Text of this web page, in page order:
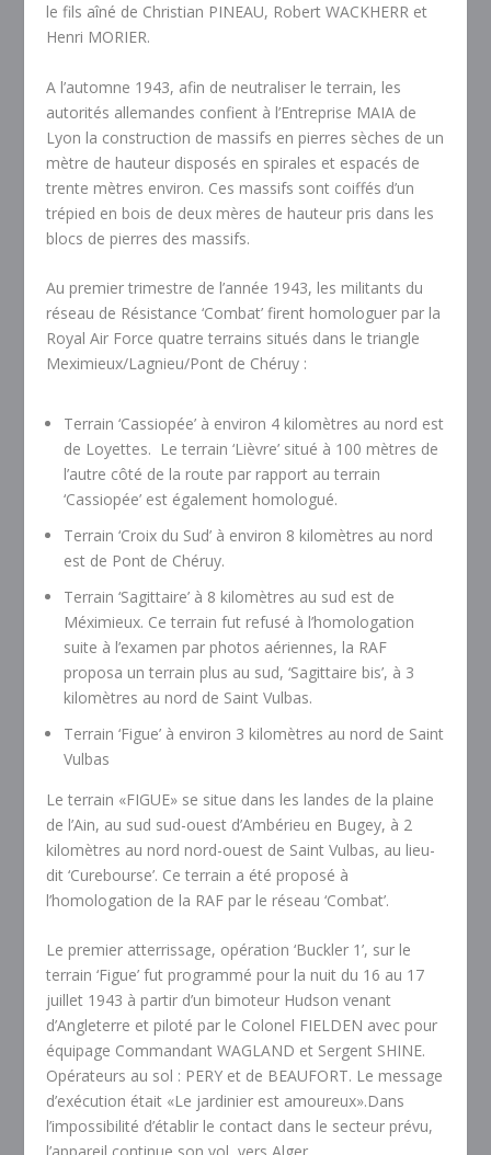
le fils aîné de Christian PINEAU, Robert WACKHERR et
Henri MORIER.
A l’automne 1943, afin de neutraliser le terrain, les
autorités allemandes confient à l’Entreprise MAIA de
Lyon la construction de massifs en pierres sèches de un
mètre de hauteur disposés en spirales et espacés de
trente mètres environ. Ces massifs sont coiffés d’un
trépied en bois de deux mères de hauteur pris dans les
blocs de pierres des massifs.
Au premier trimestre de l’année 1943, les militants du
réseau de Résistance ‘Combat’ firent homologuer par la
Royal Air Force quatre terrains situés dans le triangle
Meximieux/Lagnieu/Pont de Chéruy :
Terrain ‘Cassiopée’ à environ 4 kilomètres au nord est
de Loyettes. Le terrain ‘Lièvre’ situé à 100 mètres de
l’autre côté de la route par rapport au terrain
‘Cassiopée’ est également homologué.
Terrain ‘Croix du Sud’ à environ 8 kilomètres au nord
est de Pont de Chéruy.
Terrain ‘Sagittaire’ à 8 kilomètres au sud est de
Méximieux. Ce terrain fut refusé à l’homologation
suite à l’examen par photos aériennes, la RAF
proposa un terrain plus au sud, ‘Sagittaire bis’, à 3
kilomètres au nord de Saint Vulbas.
Terrain ‘Figue’ à environ 3 kilomètres au nord de Saint
Vulbas
Le terrain «FIGUE» se situe dans les landes de la plaine
de l’Ain, au sud sud-ouest d’Ambérieu en Bugey, à 2
kilomètres au nord nord-ouest de Saint Vulbas, au lieu-
dit ‘Curebourse’. Ce terrain a été proposé à
l’homologation de la RAF par le réseau ‘Combat’.
Le premier atterrissage, opération ‘Buckler 1’, sur le
terrain ‘Figue’ fut programmé pour la nuit du 16 au 17
juillet 1943 à partir d’un bimoteur Hudson venant
d’Angleterre et piloté par le Colonel FIELDEN avec pour
équipage Commandant WAGLAND et Sergent SHINE.
Opérateurs au sol : PERY et de BEAUFORT. Le message
d’exécution était «Le jardinier est amoureux».Dans
l’impossibilité d’établir le contact dans le secteur prévu,